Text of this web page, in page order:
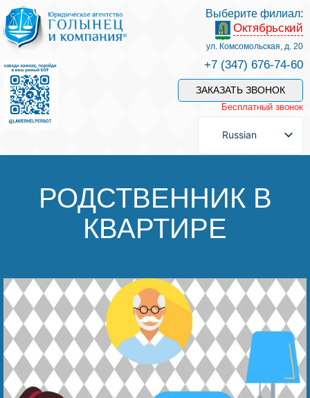
Услуги и наши специалисты
Оплата услуг
Задать вопрос
Наши победы
Видео о нас
Выберите филиал:
Октябрьский
ул. Комсомольская, д. 20
+7 (347) 676-74-60
ЗАКАЗАТЬ ЗВОНОК
Бесплатный звонок
Russian
РОДСТВЕННИК В
КВАРТИРЕ